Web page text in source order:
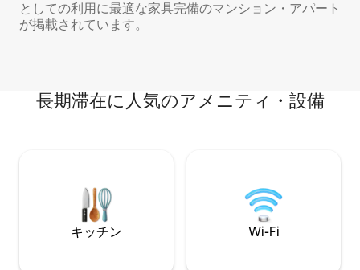
としての利用に最適な家具完備のマンション・アパート
が掲載されています。
長期滞在に人気のアメニティ・設備
キッチン Wi-Fi